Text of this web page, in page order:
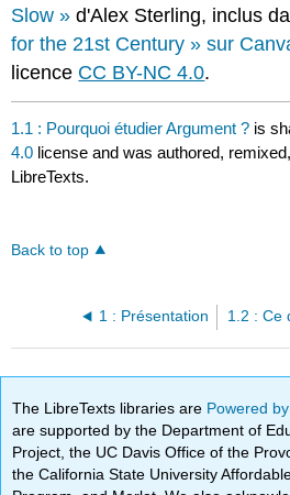
Slow » d'Alex Sterling, inclus
for the 21st Century » sur
licence CC BY-NC 4.0.
1.1 : Pourquoi étudier Argument ? is
4.0 license and was authored,
LibreTexts.
Back to top
1 : Présentation
The LibreTexts libraries are Powered
are supported by the Department of
Project, the UC Davis Office of the
the California State University